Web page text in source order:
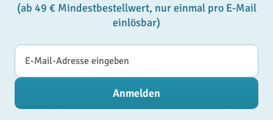
(ab 49 € Mindestbestellwert, nur einmal pro E-Mail
einlösbar)
E-Mail-Adresse
Anmelden